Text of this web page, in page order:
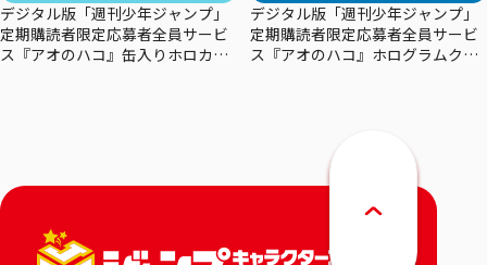
デジタル版「週刊少年ジャンプ」
定期購読者限定応募者全員サービ
ス『アオのハコ』缶入りホロカー
デジタル版「週刊少年ジャンプ」
定期購読者限定応募者全員サービ
ス『アオのハコ』ホログラムクリ